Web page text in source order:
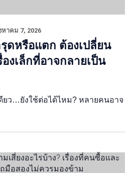
หาคม 7, 2026
ดหรือแตก ต้องเปลี่ยน
งเล็กที่อาจกลายเป็น
ยว…ยังใช้ต่อได้ไหม? หลายคนอาจ